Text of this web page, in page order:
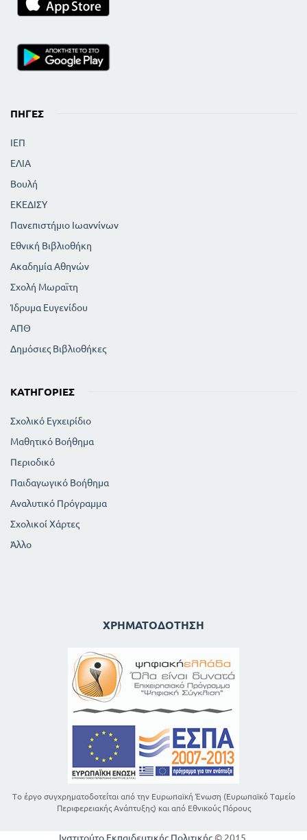
ΠΗΓΈΣ
ΙΕΠ
ΕΛΙΑ
Βουλή
ΕΚΕΔΙΣΥ
Πανεπιστήμιο Ιωαννίνων
Εθνική Βιβλιοθήκη
Ακαδημία Αθηνών
Σχολή Μωραϊτη
Ίδρυμα Ευγενίδου
ΑΠΘ
Δημόσιες Βιβλιοθήκες
ΚΑΤΗΓΟΡΊΕΣ
Σχολικό Εγχειρίδιο
Μαθητικό Βοήθημα
Περιοδικό
Παιδαγωγικό Βοήθημα
Αναλυτικό Πρόγραμμα
Σχολικοί Χάρτες
Άλλο
ΧΡΗΜΑΤΟΔΌΤΗΣΗ
Το έργο συγχρηματοδοτείται από την Ευρωπαϊκή Ένωση (Ευρωπαϊκό Ταμείο
Περιφερειακής Ανάπτυξης) και από Εθνικούς Πόρους